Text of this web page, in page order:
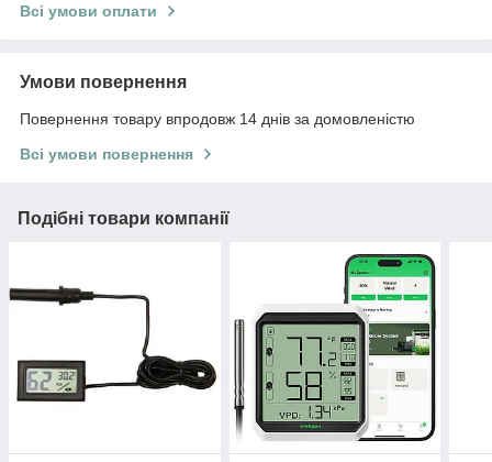
Всі умови оплати
Умови повернення
Повернення товару впродовж 14 днів за домовленістю
Всі умови повернення
Подібні товари компанії